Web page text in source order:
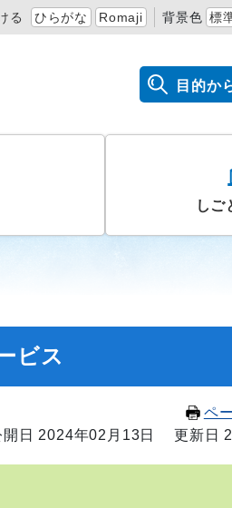
る ひらがな Romaji 背景色 標
目的か
しご
ビス
ペ
開日 2024年02月13日
更新日